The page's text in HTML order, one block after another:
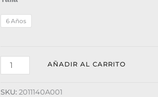
6 Años
AÑADIR AL CARRITO
SKU:2011140A001